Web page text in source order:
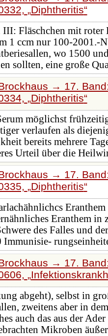
Diphtheritis
III: Fläschchen mit roter
1 ccm nur 100-2001.-
wo 1500
sollten, eine große
→ 17.
Diphtheritis
möglichst
verlaufen als
bereits mehrere
Urteil über die
→ 17.
Diphtheritis
Eranthem
des Falles und
Immunisie-
→ 17.
abgeht), selbst in
zweitens aber in
auch das aus der
Mikroben